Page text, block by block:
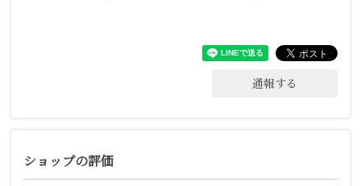
通報する
ショップの評価